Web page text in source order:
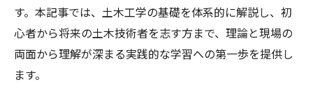
す。本記事では、土木工学の基礎を体系的に解説し、初
心者から将来の土木技術者を志す方まで、理論と現場の
両面から理解が深まる実践的な学習への第一歩を提供し
ます。